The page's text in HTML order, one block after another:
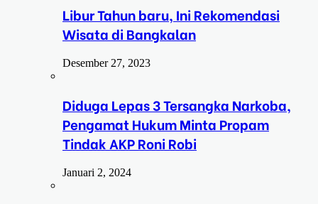
Libur Tahun baru, Ini Rekomendasi
Wisata di Bangkalan
Desember 27, 2023
Diduga Lepas 3 Tersangka Narkoba,
Pengamat Hukum Minta Propam
Tindak AKP Roni Robi
Januari 2, 2024